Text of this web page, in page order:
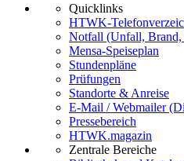
Quicklinks
HTWK-
Notfall (Unfall, Brand,
Mensa-Speiseplan
Stundenpläne
Prüfungen
Standorte & Anreise
E-Mail / Webmailer
Pressebereich
HTWK.magazin
Zentrale Bereiche